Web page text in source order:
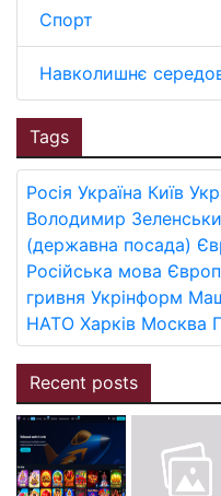
Спорт
Навколишнє
Tags
Росія Україна Київ
Володимир
(державна посада)
Російська мова
гривня Укрінформ
НАТО Харків Москва
Recent posts